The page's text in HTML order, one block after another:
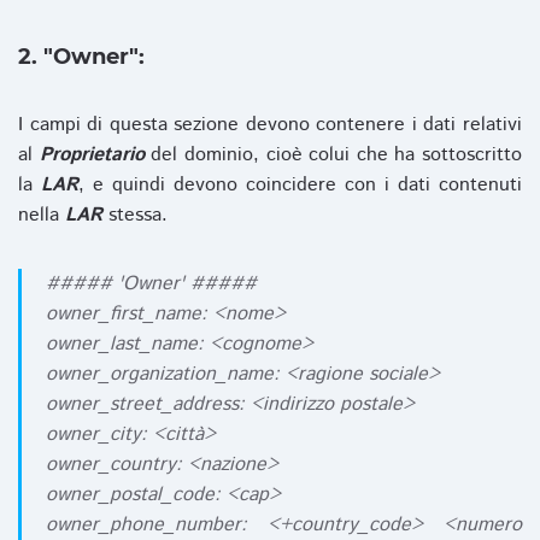
2. "Owner":
I campi di questa sezione devono contenere i dati relativi
al Proprietariodel dominio, cioè colui che ha sottoscritto
la LAR, e quindi devono coincidere con i dati contenuti
nella LARstessa.
##### 'Owner' #####
owner_first_name: <nome>
owner_last_name: <cognome>
owner_organization_name: <ragione sociale>
owner_street_address: <indirizzo postale>
owner_city: <città>
owner_country: <nazione>
owner_postal_code: <cap>
owner_phone_number: <+country_code> <numero